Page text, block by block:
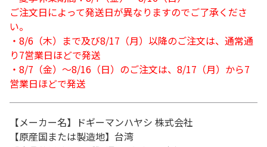
ご注文日によって発送日が異なりますのでご了承くださ
い。
・8/6（木）まで及び8/17（月）以降のご注文は、通常通
り7営業日ほどで発送
・8/7（金）～8/16（日）のご注文は、8/17（月）から7
営業日ほどで発送
【メーカー名】ドギーマンハヤシ 株式会社
【原産国または製造地】台湾